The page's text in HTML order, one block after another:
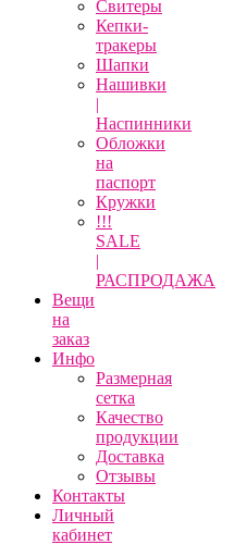
Свитеры
Кепки-
тракеры
Шапки
Нашивки
|
Наспинники
Обложки
на
паспорт
Кружки
!!!
SALE
|
РАСПРОДАЖА
Вещи
на
заказ
Инфо
Размерная
сетка
Качество
продукции
Доставка
Отзывы
Контакты
Личный
кабинет